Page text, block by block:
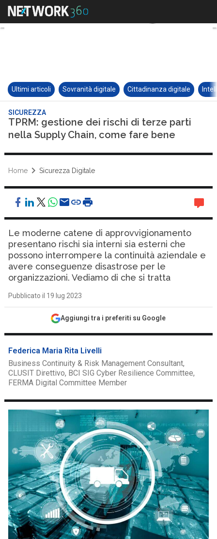
Ultimi articoli Sovranità digitale Cittadinanza digitale
SICUREZZA
TPRM: gestione dei rischi di terze parti
nella Supply Chain, come fare bene
Home Sicurezza Digitale
Le moderne catene di approvvigionamento
presentano rischi sia interni sia esterni che
possono interrompere la continuità aziendale e
avere conseguenze disastrose per le
organizzazioni. Vediamo di che si tratta
Pubblicato il 19 lug 2023
Aggiungi tra i preferiti su Google
Federica Maria Rita Livelli
Business Continuity & Risk Management Consultant,
CLUSIT Direttivo, BCI SIG Cyber Resilience Committee,
FERMA Digital Committee Member